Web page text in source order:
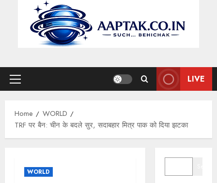
Primary
LIVE
Home
WORLD
TRF पर बैन: चीन के बदले सुर, सदाबहार मित्र पाक को दिया झटका
WORLD